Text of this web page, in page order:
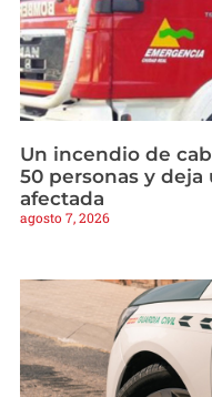
Un incendio de
50 personas y deja
afectada
agosto 7, 2026